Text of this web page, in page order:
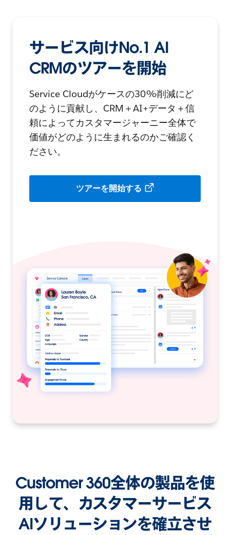
サービス向けNo.1 AI
CRMのツアーを開始
Service Cloudがケースの30%削減にど
のように貢献し、CRM＋AI+データ＋信
頼によってカスタマージャーニー全体で
価値がどのように生まれるのかご確認く
ださい。
ツアーを開始する
Customer 360全体の製品を使
用して、カスタマーサービス
AIソリューションを確立させ